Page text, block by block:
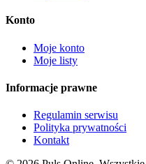
Konto
Moje konto
Moje listy
Informacje prawne
Regulamin serwisu
Polityka prywatności
Kontakt